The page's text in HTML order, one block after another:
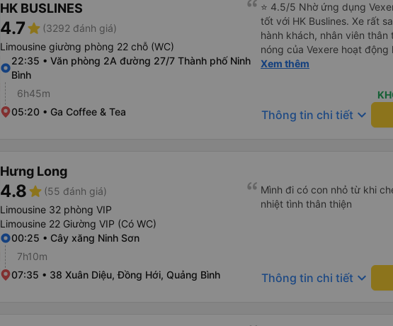
HK BUSLINES
4.7star (3292 đánh giá)
Limousine giường phòng 22 chỗ (WC)
22:35 • Văn phòng 2A đường 27/7 Thành phố Ninh
Bình
6h45m
05:20 • Ga Coffee & Tea
⭐ 4.5/5 Nhờ ứng dụng
tốt với HK Buslines. Xe rất
hành khách, nhân viên
nóng của Vexere hoạt
với khách hàng. Nhược
quay lại, điều này có thể
vì điểm trả khách chỉ ở
không phải ở nhà tôi :) Ưu
Tôi hy vọng ứng dụng và
mang đến nhiều tiện ích
có app Vexere mà mình
quá nhanh, chọn dễ dàng
sửa, dẫn đến nguy cơ bị
Xem thêm
Thông tin chi tiết keyboard_arrow_down
Hưng Long
4.8star (55 đánh giá)
Limousine 32 phòng VIP
Limousine 22 Giường VIP (Có WC)
00:25 • Cây xăng Ninh Sơn
7h10m
07:35 • 38 Xuân Diệu, Đồng Hới, Quảng Bình
Mình đi có con nhỏ từ khi
nhiệt tình thân thiện
Thông tin chi tiết keyboard_arrow_down